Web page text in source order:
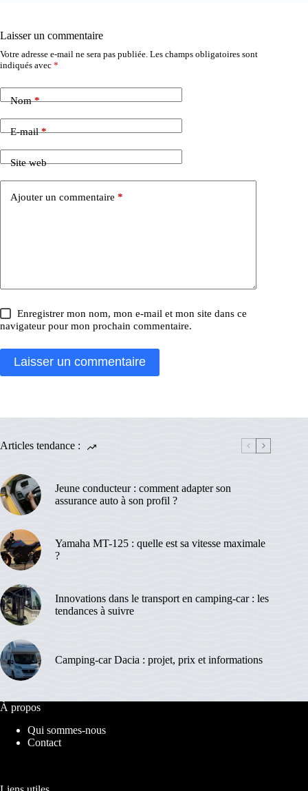
Laisser un commentaire
Votre adresse e-mail ne sera pas publiée. Les champs obligatoires sont
indiqués avec *
Nom*
E-mail*
Site web
Ajouter un commentaire *
Enregistrer mon nom, mon e-mail et mon site dans ce
navigateur pour mon prochain commentaire.
Laisser un commentaire
Articles tendance :
Jeune conducteur : comment adapter son
assurance auto à son profil ?
Yamaha MT-125 : quelle est sa vitesse maximale
?
Innovations dans le transport en camping-car : les
tendances à suivre
Camping-car Dacia : projet, prix et informations
À propos
Qui sommes-nous
Contact